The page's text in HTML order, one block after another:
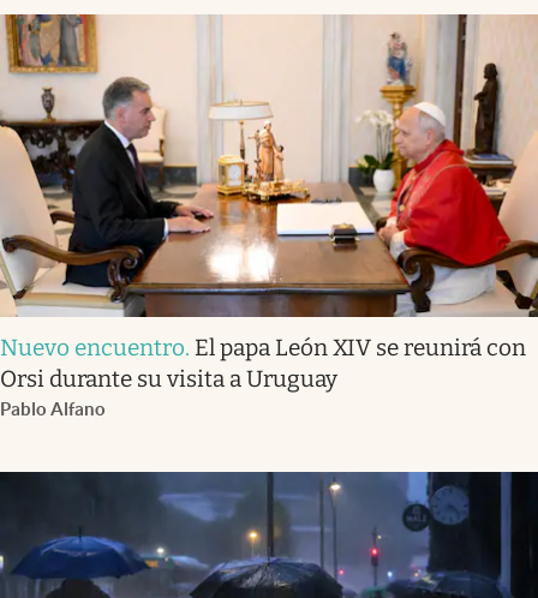
Nuevo encuentro. El papa León XIV se reunirá con
Orsi durante su visita a Uruguay
Pablo Alfano